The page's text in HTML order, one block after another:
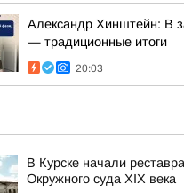
Александр Хинштейн: В
— традиционные итоги
20:03
В Курске начали
Окружного суда XIX века